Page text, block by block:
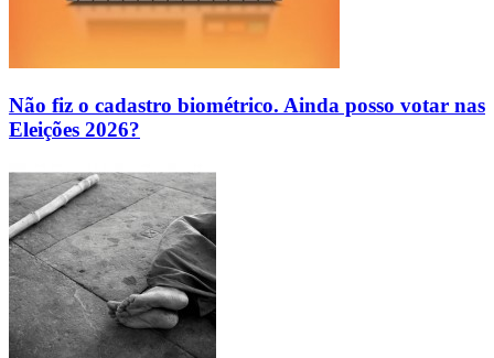
Não fiz o cadastro biométrico. Ainda posso votar nas
Eleições 2026?